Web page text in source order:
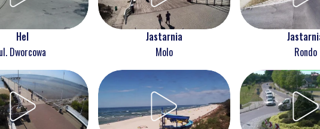
Hel
ul. Dworcowa
Jastarnia
Molo
Rondo